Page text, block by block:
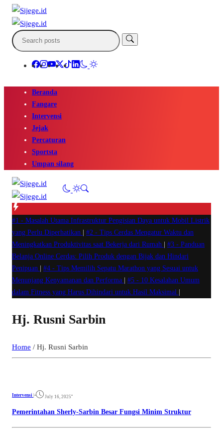
Beranda
Fangare
Intervensi
Jejak
Percaturan
Sportsta
Umpan silang
#1 - Masalah Utama Infrastruktur Pengisian Daya untuk Mobil Listrik
yang Perlu Diperhatikan
#2 - Tips Cerdas Mengatur Waktu dan
Meningkatkan Produktivitas saat Bekerja dari Rumah
#3 - Panduan
Belanja Online Cerdas: Pilih Produk dengan Bijak dan Hindari
Penipuan
#4 - Tips Memilih Sepatu Marathon yang Sesuai untuk
Menunjang Kenyamanan dan Performa
#5 - 10 Kesalahan Umum
dalam Fitness yang Harus Dihindari untuk Hasil Maksimal
Hj. Rusni Sarbin
Home / Hj. Rusni Sarbin
Intervensi • July 16, 2025•
Pemerintahan Sherly-Sarbin Besar Fungsi Minim Struktur